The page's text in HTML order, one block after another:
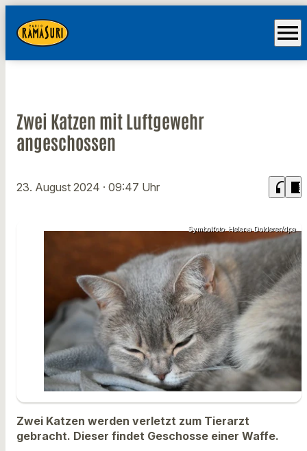
menu
Zwei Katzen mit Luftgewehr
angeschossen
23. August 2024 · 09:47 Uhr headphones chrome_reader_mode
Symbolfoto: Helena Dolderer/dpa
Zwei Katzen werden verletzt zum Tierarzt
gebracht. Dieser findet Geschosse einer Waffe.